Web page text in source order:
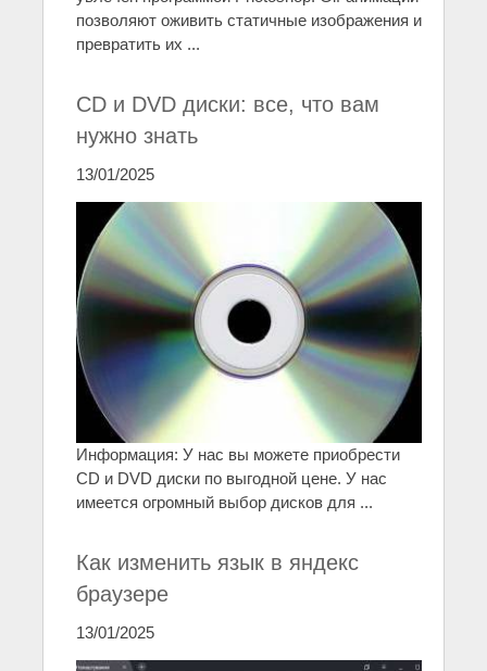
позволяют оживить статичные изображения и
превратить их ...
CD и DVD диски: все, что вам
нужно знать
13/01/2025
Информация: У нас вы можете приобрести
CD и DVD диски по выгодной цене. У нас
имеется огромный выбор дисков для ...
Как изменить язык в яндекс
браузере
13/01/2025